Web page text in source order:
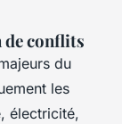
conflits
du
les
électricité,